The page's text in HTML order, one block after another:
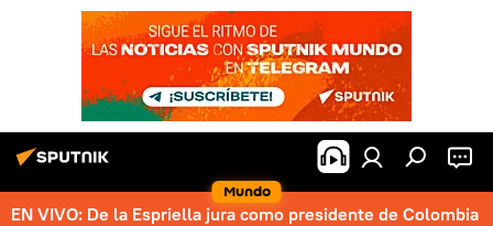
Mundo
EN VIVO: De la Espriella jura como presidente de Colombia